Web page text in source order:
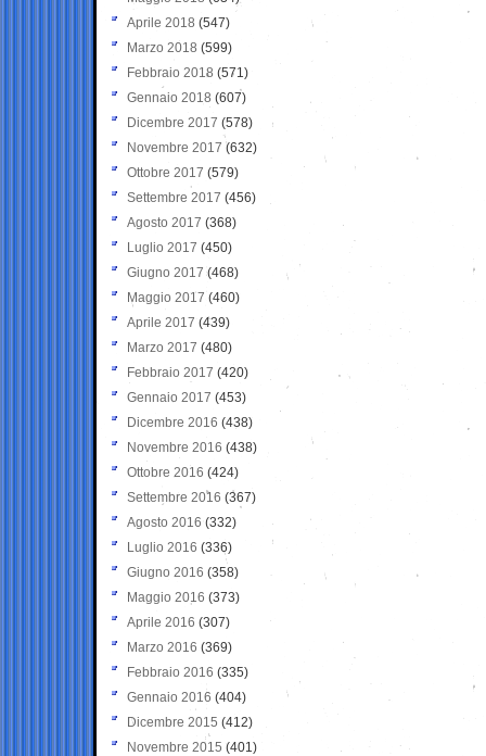
Aprile 2018 (547)
Marzo 2018 (599)
Febbraio 2018 (571)
Gennaio 2018 (607)
Dicembre 2017 (578)
Novembre 2017 (632)
Ottobre 2017 (579)
Settembre 2017 (456)
Agosto 2017 (368)
Luglio 2017 (450)
Giugno 2017 (468)
Maggio 2017 (460)
Aprile 2017 (439)
Marzo 2017 (480)
Febbraio 2017 (420)
Gennaio 2017 (453)
Dicembre 2016 (438)
Novembre 2016 (438)
Ottobre 2016 (424)
Settembre 2016 (367)
Agosto 2016 (332)
Luglio 2016 (336)
Giugno 2016 (358)
Maggio 2016 (373)
Aprile 2016 (307)
Marzo 2016 (369)
Febbraio 2016 (335)
Gennaio 2016 (404)
Dicembre 2015 (412)
Novembre 2015 (401)